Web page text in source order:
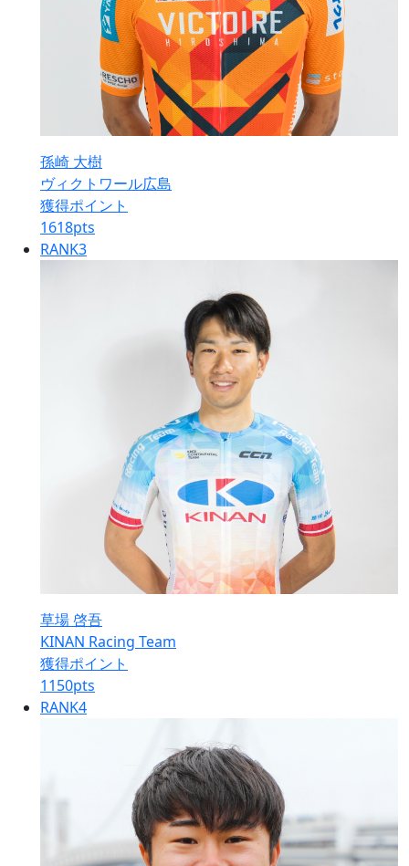
孫崎 大樹
ヴィクトワール広島
獲得ポイント
1618pts
RANK3
草場 啓吾
KINAN Racing Team
獲得ポイント
1150pts
RANK4